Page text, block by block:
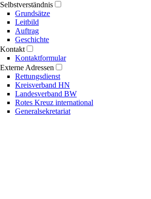
Selbstverständnis
Grundsätze
Leitbild
Auftrag
Geschichte
Kontakt
Kontaktformular
Externe Adressen
Rettungsdienst
Kreisverband HN
Landesverband BW
Rotes Kreuz international
Generalsekretariat